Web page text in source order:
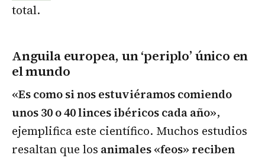
total.
Anguila europea, un ‘periplo’ único en
el mundo
«Es como si nos estuviéramos comiendo
unos 30 o 40 linces ibéricos cada año»,
ejemplifica este científico. Muchos estudios
resaltan que los animales «feos» reciben